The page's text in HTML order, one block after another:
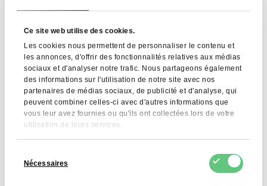
Ce site web utilise des cookies.
Les cookies nous permettent de personnaliser le contenu et
les annonces, d'offrir des fonctionnalités relatives aux médias
sociaux et d'analyser notre trafic. Nous partageons également
des informations sur l'utilisation de notre site avec nos
partenaires de médias sociaux, de publicité et d'analyse, qui
peuvent combiner celles-ci avec d'autres informations que
vous leur avez fournies ou qu'ils ont collectées lors de votre
utilisation de leurs services.
duNécessaires
Voir le produit
Gélatine de Porc 260-
280
8,00 EUR Voir le produit
Poudre D'albumine
D'œuf
11,69 EUR